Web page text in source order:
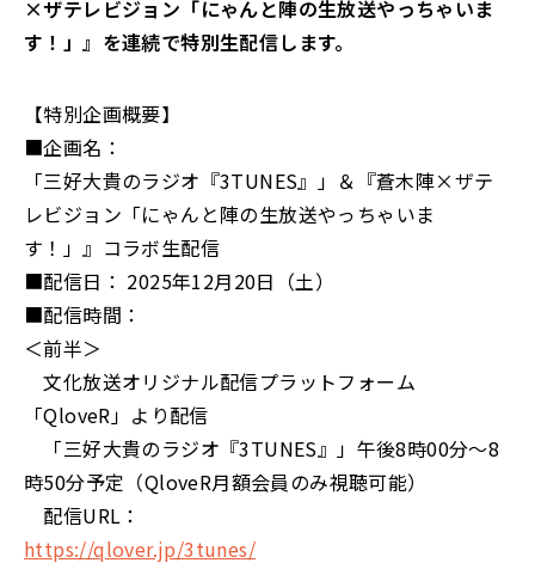
×ザテレビジョン「にゃんと陣の生放送やっちゃいま
す！」』を連続で特別生配信します。
【特別企画概要】
■企画名：
「三好大貴のラジオ『3TUNES』」＆『蒼木陣×ザテ
レビジョン「にゃんと陣の生放送やっちゃいま
す！」』コラボ生配信
■配信日： 2025年12月20日（土）
■配信時間：
＜前半＞
文化放送オリジナル配信プラットフォーム
「QloveR」より配信
「三好大貴のラジオ『3TUNES』」午後8時00分～8
時50分予定（QloveR月額会員のみ視聴可能）
配信URL：
https://qlover.jp/3tunes/